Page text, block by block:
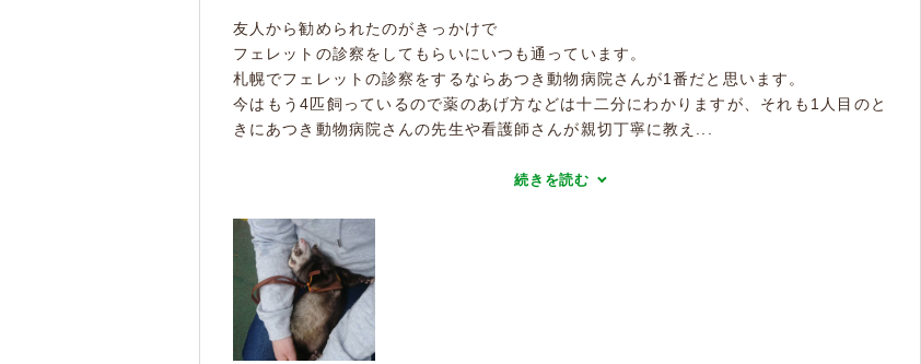
友人から勧められたのがきっかけで
フェレットの診察をしてもらいにいつも通っています。
札幌でフェレットの診察をするならあつき動物病院さんが1番だと思います。
今はもう4匹飼っているので薬のあげ方などは十二分にわかりますが、それも1人目のと
きにあつき動物病院さんの先生や看護師さんが親切丁寧に教え...
続きを読む